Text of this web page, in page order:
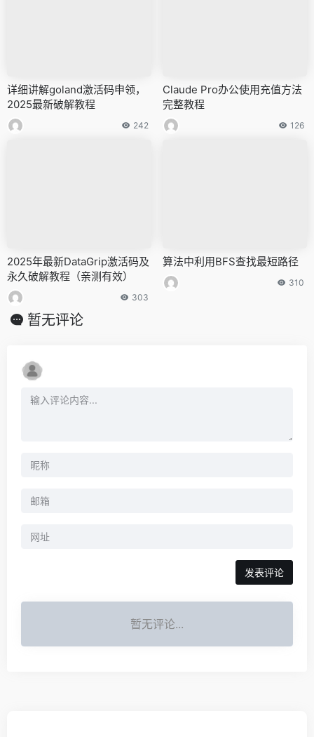
详细讲解goland激活码申领，
2025最新破解教程
242
Claude Pro办公使用充值方法
完整教程
126
2025年最新DataGrip激活码及
永久破解教程（亲测有效）
303
算法中利用BFS查找最短路径
310
暂无评论
暂无评论...